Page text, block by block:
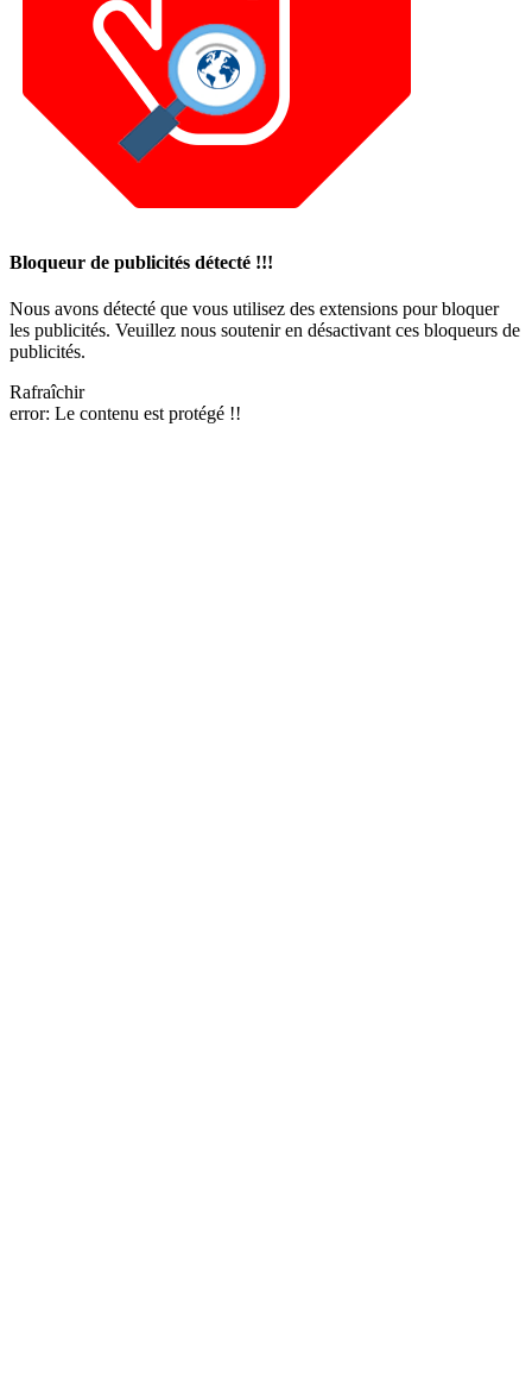
Bloqueur de publicités détecté !!!
Nous avons détecté que vous utilisez des extensions pour bloquer
les publicités. Veuillez nous soutenir en désactivant ces bloqueurs de
publicités.
Rafraîchir
error: Le contenu est protégé !!